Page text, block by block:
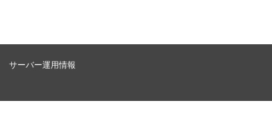
サーバー運用情報